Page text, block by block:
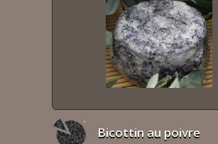
Bicottin au poivre